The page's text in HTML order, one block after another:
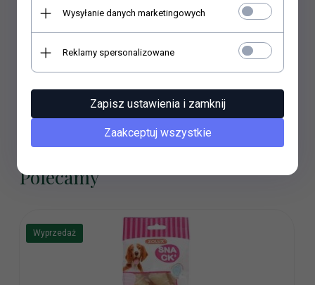
stanowi jagnięcina), minerały, produkty pochodzenia
roślinnego, zbożaSkładniki analityczne: białko surowe
26.0%, zawartość tłuszczu 26.0%, włókno surowe 3.0%,
popiół surowy 9.0%, wilgotność 33.0%Dodatki/kg: witamina
posiłkami.Opakowanie: 1szt
Polecamy
Wyprzedaż
Wysyłanie danych marketingowych
Reklamy spersonalizowane
Zapisz ustawienia i zamknij
Zaakceptuj wszystkie